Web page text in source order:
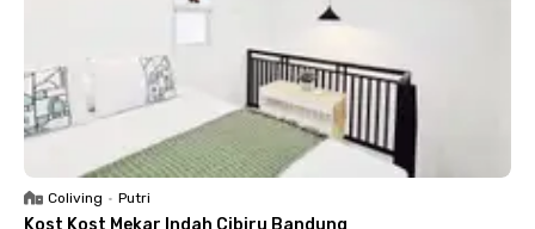
Coliving • Putri
Kost Kost Mekar Indah Cibiru Bandung